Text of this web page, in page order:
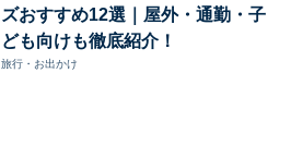
ズおすすめ12選｜屋外・通勤・子
ども向けも徹底紹介！
旅行・お出かけ